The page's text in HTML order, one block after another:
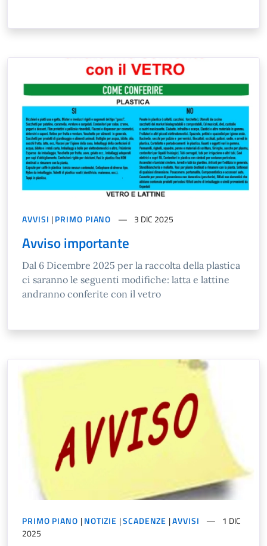
AVVISI |PRIMO PIANO 3 DIC 2025
Avviso importante
Dal 6 Dicembre 2025 per la raccolta della plastica
ci saranno le seguenti modifiche: latta e lattine
andranno conferite con il vetro
PRIMO PIANO |NOTIZIE |SCADENZE |AVVISI
1 DIC
2025